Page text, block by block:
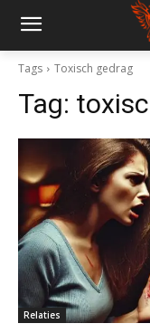
Tags Toxisch gedrag
Tag:
Relaties